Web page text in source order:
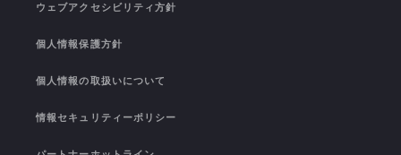
ウェブアクセシビリティ方針
個人情報保護方針
個人情報の取扱いについて
情報セキュリティーポリシー